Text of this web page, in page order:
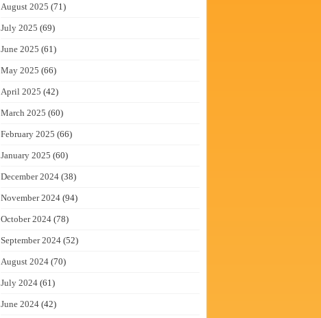
August 2025 (71)
July 2025 (69)
June 2025 (61)
May 2025 (66)
April 2025 (42)
March 2025 (60)
February 2025 (66)
January 2025 (60)
December 2024 (38)
November 2024 (94)
October 2024 (78)
September 2024 (52)
August 2024 (70)
July 2024 (61)
June 2024 (42)